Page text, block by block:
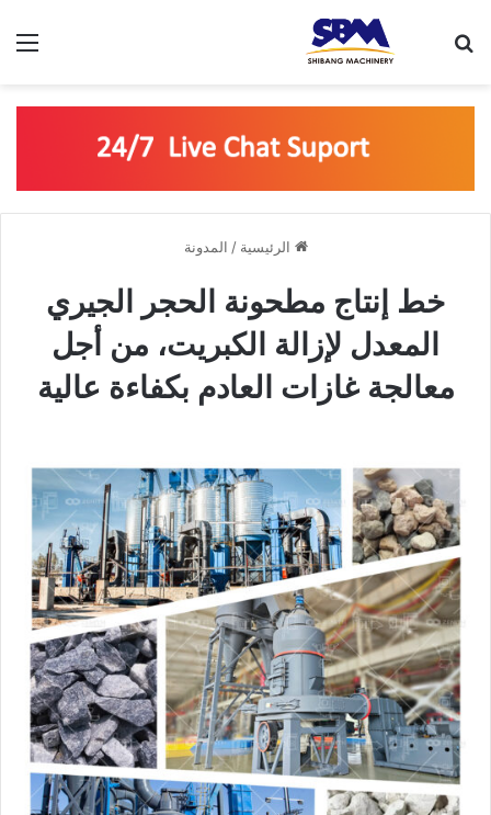
الرئيسية / المدونة
خط إنتاج مطحونة الحجر الجيري
المعدل لإزالة الكبريت، من أجل
معالجة غازات العادم بكفاءة عالية